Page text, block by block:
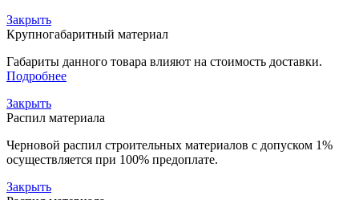
Закрыть
Крупногабаритный материал
Габариты данного товара влияют на стоимость доставки.
Подробнее
Закрыть
Распил материала
Черновой распил строительных материалов с допуском 1%
осуществляется при 100% предоплате.
Закрыть